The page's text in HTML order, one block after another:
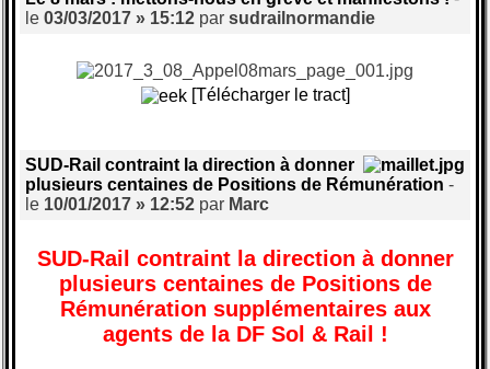
le 03/03/2017 » 15:12par sudrailnormandie
[Télécharger le tract]
SUD-Rail contraint la direction à donner
plusieurs centaines de Positions de Rémunération -
le 10/01/2017 » 12:52par Marc
SUD-Rail contraint la direction à donner
plusieurs centaines de Positions de
Rémunération supplémentaires aux
agents de la DF Sol & Rail !